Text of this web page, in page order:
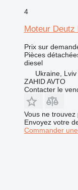
4
Moteur Deutz
Prix sur
Pièces
diesel
Ukraine, Lviv
ZAHID AVTO
Contacter le
Vous ne
Envoyez votre
Commander